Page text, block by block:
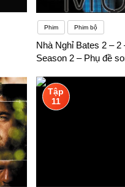
Phim Phim bộ
Nhà Nghỉ Bates 2 – 2
Season 2 – Phụ đề
Tập
11